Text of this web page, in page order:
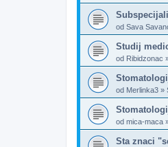
od Sava
Studij
od Ribidzonac
od Merlinka3 »
od mica-maca
Sta znaci